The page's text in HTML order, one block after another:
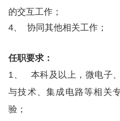
的交互工作；
4、 协同其他相关工作；
任职要求：
1、 本科及以上，微电子
与技术、集成电路等相关
验；